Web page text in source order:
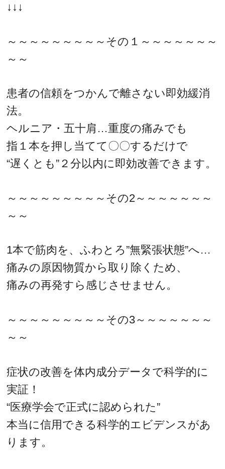
↓↓↓
～～～～～～～～～その１～～～～～～～
～～
患者の信頼をつかんで離さない即効緩消
法。
ヘルニア・五十肩…重度の痛みでも
指１本を押し当てて〇〇するだけで
“遅くとも”２分以内に即効改善できます。
～～～～～～～～～その2～～～～～～～
～～
1本で筋肉を、ふわとろ”無緊張状態”へ…
痛みの原因物質から取り除くため、
痛みの再発すら感じさせません。
～～～～～～～～～その3～～～～～～～
～～
症状の改善を体内成分データで科学的に
実証！
“医療学会で正式に認められた”
本当に信用できる科学的エビデンスがあ
ります。